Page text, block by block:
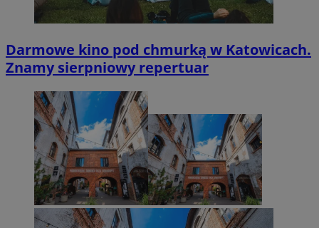
Darmowe kino pod chmurką w Katowicach.
Znamy sierpniowy repertuar